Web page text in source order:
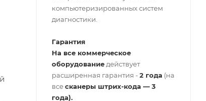
компьютеризированных систем
диагностики.
Гарантия
На все коммерческое
оборудование действует
расширенная гарантия -2 года (на
всесканеры штрих-кода — 3
года).